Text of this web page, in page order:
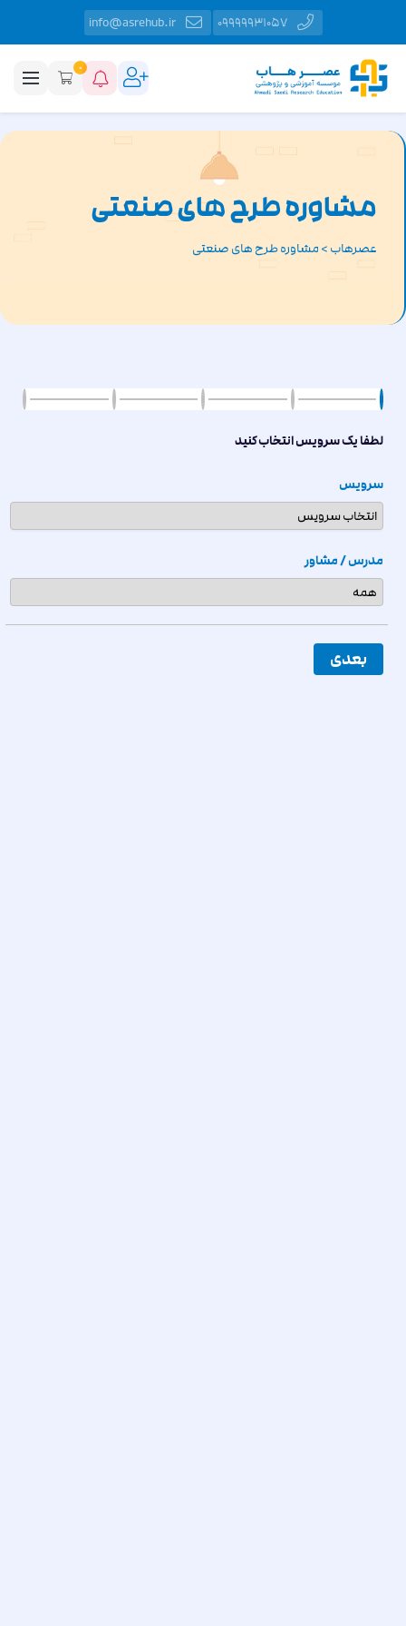
09999931057
info@asrehub.ir
0
مشاوره طرح های صنعتی
عصرهاب > مشاوره طرح های صنعتی
لطفا یک سرویس انتخاب کنید
سرویس
مدرس / مشاور
بعدی